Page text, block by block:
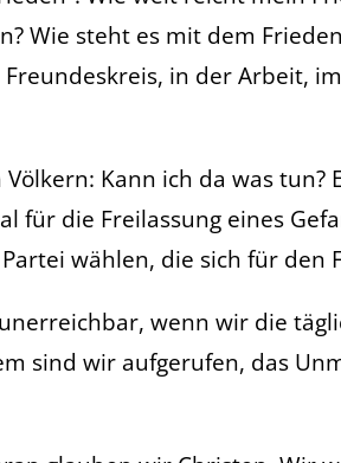
Wie steht es mit dem
in der Arbeit,
Kann ich da was tun?
für die Freilassung eines
wählen, die sich für den
wenn wir die
sind wir aufgerufen, das